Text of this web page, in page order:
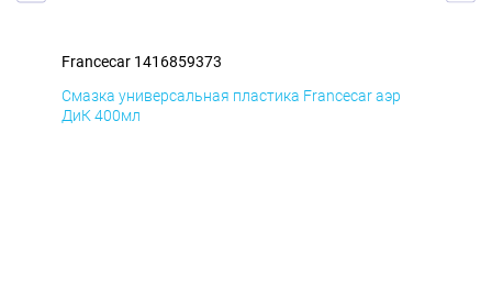
Francecar 1416859373
Смазка универсальная пластика Francecar аэр
ДиК 400мл